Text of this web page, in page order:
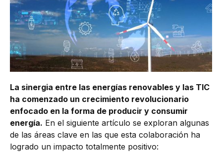
La sinergia entre las energías renovables y las TIC
ha comenzado un crecimiento revolucionario
enfocado en la forma de producir y consumir
energía. En el siguiente artículo se exploran algunas
de las áreas clave en las que esta colaboración ha
logrado un impacto totalmente positivo: